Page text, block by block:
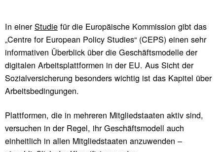
In einerStudiefür die Europäische Kommission gibt das
„Centre for European Policy Studies“ (CEPS) einen sehr
informativen Überblick über die Geschäftsmodelle der
digitalen Arbeitsplattformen in der EU. Aus Sicht der
Sozialversicherung besonders wichtig ist das Kapitel über
Arbeitsbedingungen.
Plattformen, die in mehreren Mitgliedstaaten aktiv sind,
versuchen in der Regel, ihr Geschäftsmodell auch
einheitlich in allen Mitgliedstaaten anzuwenden –